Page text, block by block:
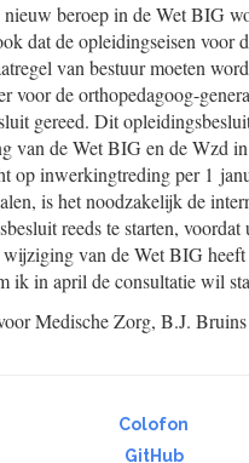
nieuw beroep in de Wet BIG
dat de opleidingseisen voor
van bestuur moeten
voor de orthopedagoog-
gereed. Dit
van de Wet BIG en de Wzd
op inwerkingtreding per 1
is het noodzakelijk de
reeds te starten,
van de Wet BIG
ik in april de consultatie wil
Medische Zorg, B.J. Bruins
Colofon
GitHub